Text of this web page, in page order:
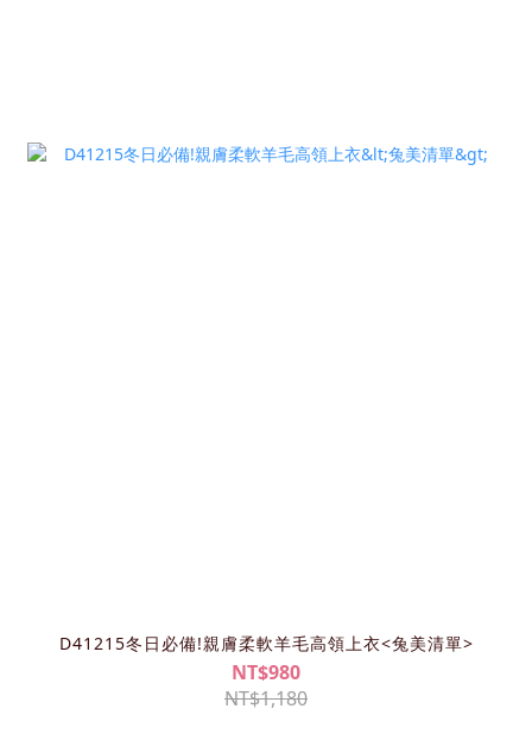
D41215冬日必備!親膚柔軟羊毛高領上衣<兔美清單>
NT$980
NT$1,180